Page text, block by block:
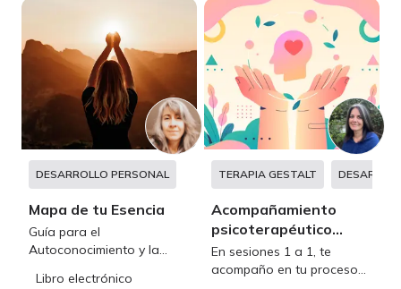
DESARROLLO PERSONAL
Mapa de tu Esencia
Guía para el
Autoconocimiento y la
Libro electrónico
TERAPIA GESTALT
Acompañamiento
psicoterapéutico
gestáltico
En sesiones 1 a 1, te
acompaño en tu proceso